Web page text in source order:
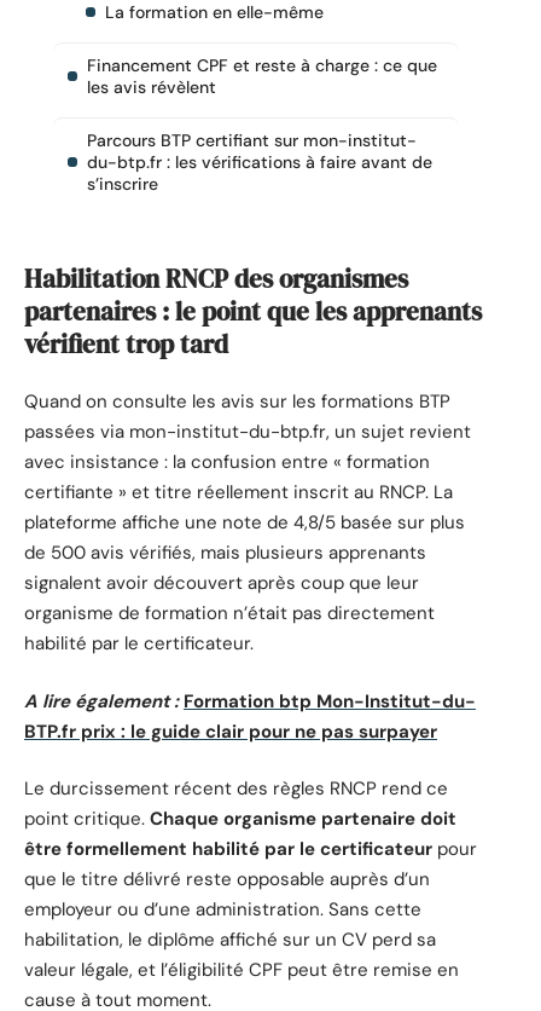
La formation en elle-même
Financement CPF et reste à charge : ce que
les avis révèlent
Parcours BTP certifiant sur mon-institut-
du-btp.fr : les vérifications à faire avant de
s’inscrire
Habilitation RNCP des organismes
partenaires : le point que les apprenants
vérifient trop tard
Quand on consulte les avis sur les formations BTP
passées via mon-institut-du-btp.fr, un sujet revient
avec insistance : la confusion entre « formation
certifiante » et titre réellement inscrit au RNCP. La
plateforme affiche une note de 4,8/5 basée sur plus
de 500 avis vérifiés, mais plusieurs apprenants
signalent avoir découvert après coup que leur
organisme de formation n’était pas directement
habilité par le certificateur.
A lire également : Formation btp Mon-Institut-du-
BTP.fr prix : le guide clair pour ne pas surpayer
Le durcissement récent des règles RNCP rend ce
point critique. Chaque organisme partenaire doit
être formellement habilité par le certificateur pour
que le titre délivré reste opposable auprès d’un
employeur ou d’une administration. Sans cette
habilitation, le diplôme affiché sur un CV perd sa
valeur légale, et l’éligibilité CPF peut être remise en
cause à tout moment.